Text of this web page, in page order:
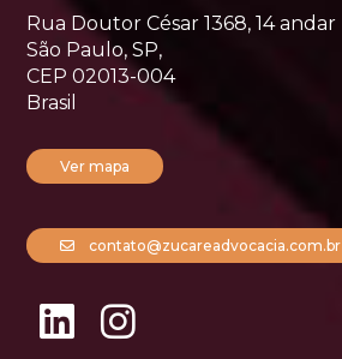
Rua Doutor César 1368, 14 andar
São Paulo, SP,
CEP 02013-004
Brasil
Ver mapa
contato@zucareadvocacia.com.br